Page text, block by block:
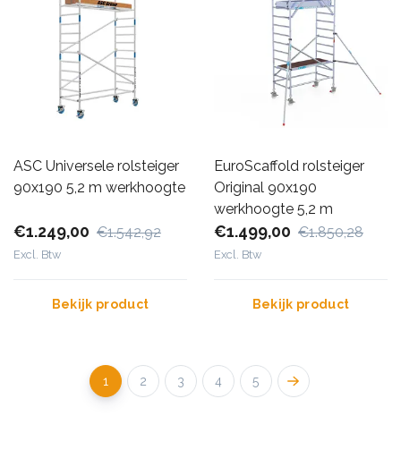
ASC Universele rolsteiger
90x190 5,2 m werkhoogte
€1.249,00 €1.542,92
Excl. Btw
Bekijk product
EuroScaffold rolsteiger
Original 90x190
werkhoogte 5,2 m
€1.499,00 €1.850,28
Excl. Btw
Bekijk product
1 2 3 4 5